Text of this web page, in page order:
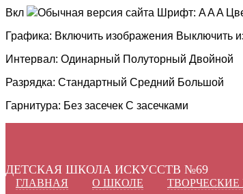
Вкл Обычная версия сайта Шрифт: AAA
Графика: Включить изображения Выключить
Интервал: Одинарный Полуторный Двойной
Разрядка: Стандартный Средний Большой
Гарнитура: Без засечек С засечками
ДЕТСКАЯ ШКОЛА ИСКУССТВ №69
ГЛАВНАЯ О ШКОЛЕ